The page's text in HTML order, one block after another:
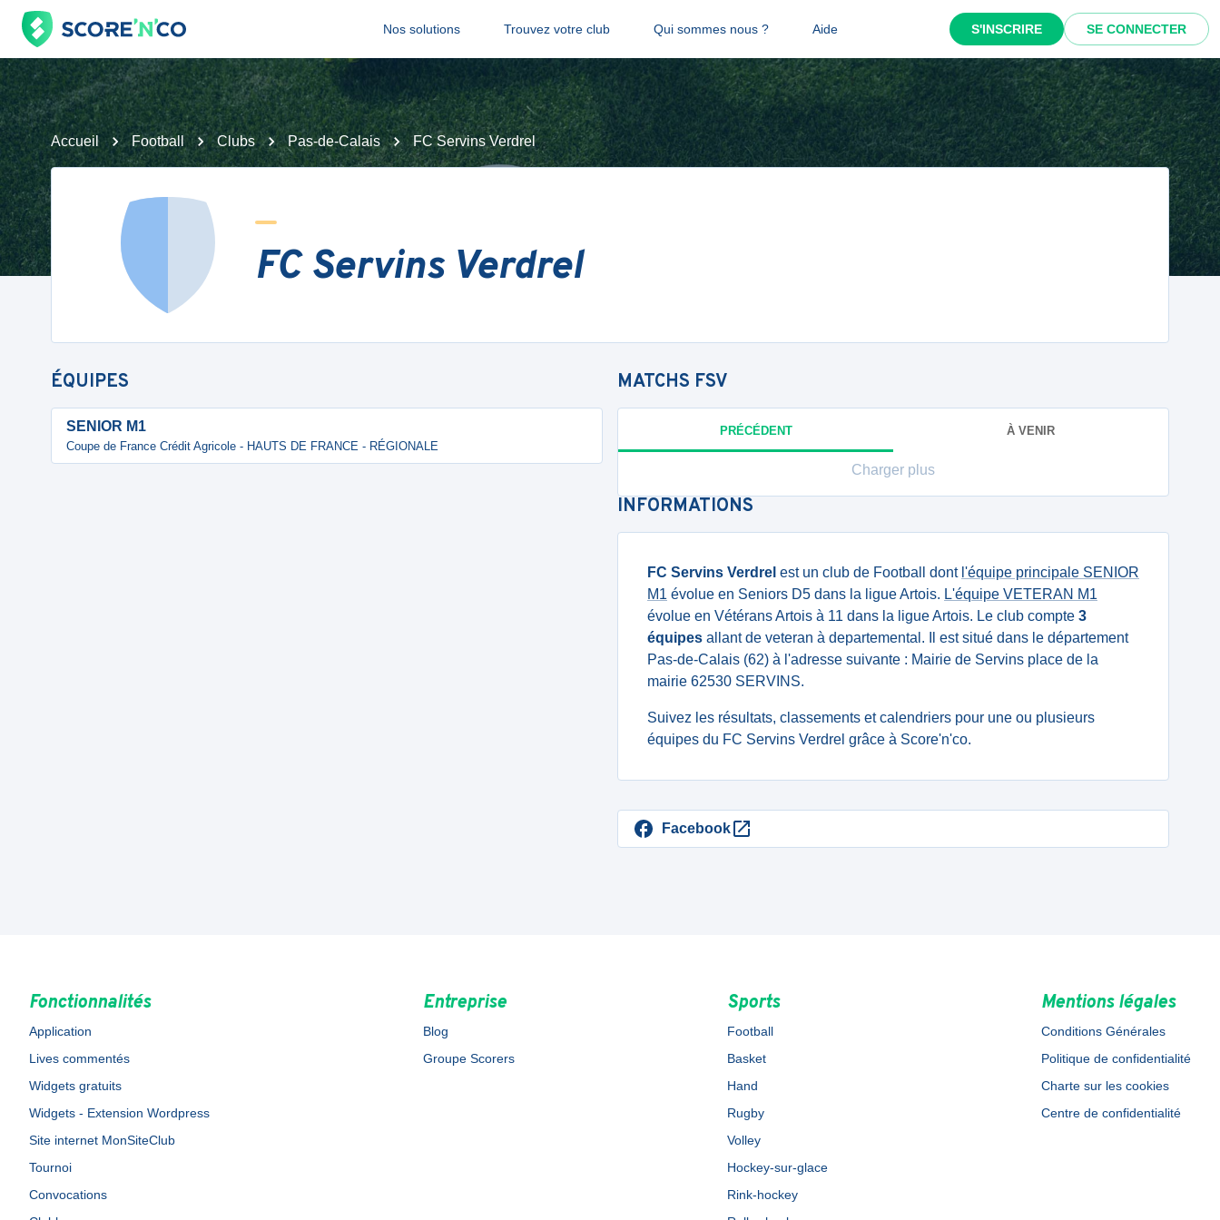
Nos solutions Trouvez votre club Qui sommes nous ? Aide S'INSCRIRE SE CONNECTER
Accueil Football Clubs Pas-de-Calais FC Servins Verdrel
FC Servins Verdrel
ÉQUIPES
SENIOR M1
Coupe de France Crédit Agricole - HAUTS DE FRANCE - RÉGIONALE
MATCHS FSV
PRÉCÉDENT À VENIR
Charger plus
INFORMATIONS
FC Servins Verdrel est un club de Football dont l'équipe principale SENIOR
M1 évolue en Seniors D5 dans la ligue Artois. L'équipe VETERAN M1
évolue en Vétérans Artois à 11 dans la ligue Artois. Le club compte 3
équipes allant de veteran à departemental. Il est situé dans le département
Pas-de-Calais (62) à l'adresse suivante : Mairie de Servins place de la
mairie 62530 SERVINS.
Suivez les résultats, classements et calendriers pour une ou plusieurs
équipes du FC Servins Verdrel grâce à Score'n'co.
Facebook
Fonctionnalités
Application
Lives commentés
Widgets gratuits
Widgets - Extension Wordpress
Site internet MonSiteClub
Tournoi
Convocations
Entreprise
Blog
Groupe Scorers
Sports
Football
Basket
Hand
Rugby
Volley
Hockey-sur-glace
Rink-hockey
Mentions légales
Conditions Générales
Politique de confidentialité
Charte sur les cookies
Centre de confidentialité